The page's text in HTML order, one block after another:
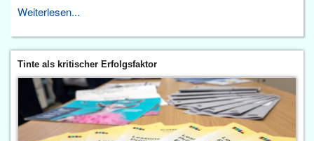
Weiterlesen...
Tinte als kritischer Erfolgsfaktor